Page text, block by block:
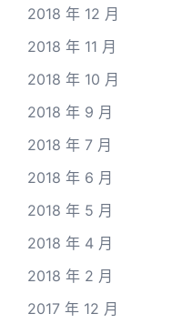
2018 年 12 月
2018 年 11 月
2018 年 10 月
2018 年 9 月
2018 年 7 月
2018 年 6 月
2018 年 5 月
2018 年 4 月
2018 年 2 月
2017 年 12 月